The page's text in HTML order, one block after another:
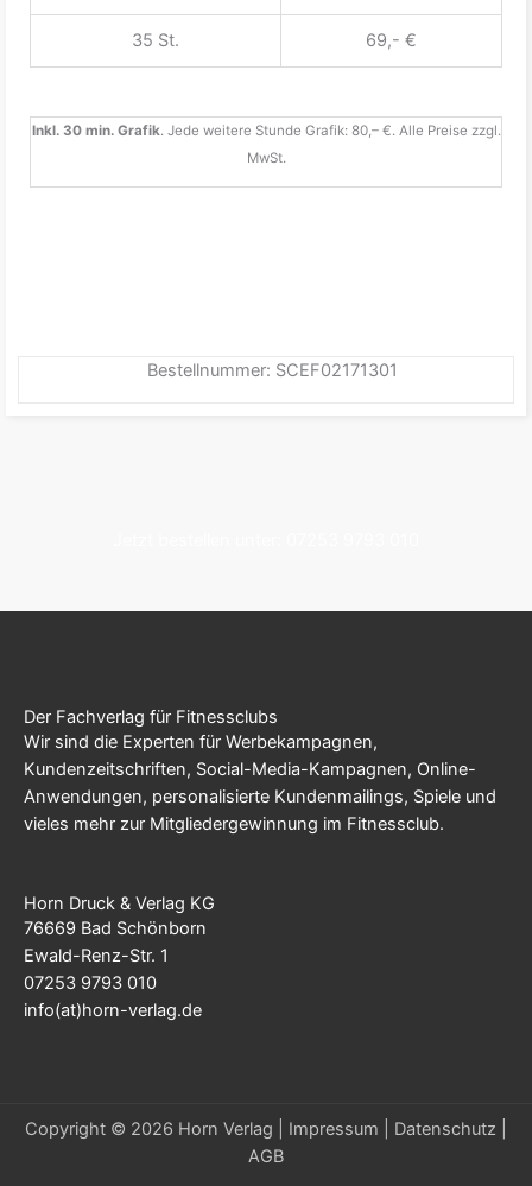
35 St. 69,- €
Inkl. 30 min. Grafik. Jede weitere Stunde Grafik: 80,– €. Alle Preise zzgl.
MwSt.
Bestellnummer: SCEF02171301
Der Fachverlag für Fitnessclubs
Wir sind die Experten für Werbekampagnen,
Kundenzeitschriften, Social-Media-Kampagnen, Online-
Anwendungen, personalisierte Kundenmailings, Spiele und
vieles mehr zur Mitgliedergewinnung im Fitnessclub.
Horn Druck & Verlag KG
76669 Bad Schönborn
Ewald-Renz-Str. 1
07253 9793 010
info(at)horn-verlag.de
Copyright © 2026 Horn Verlag | Impressum Datenschutz
AGB